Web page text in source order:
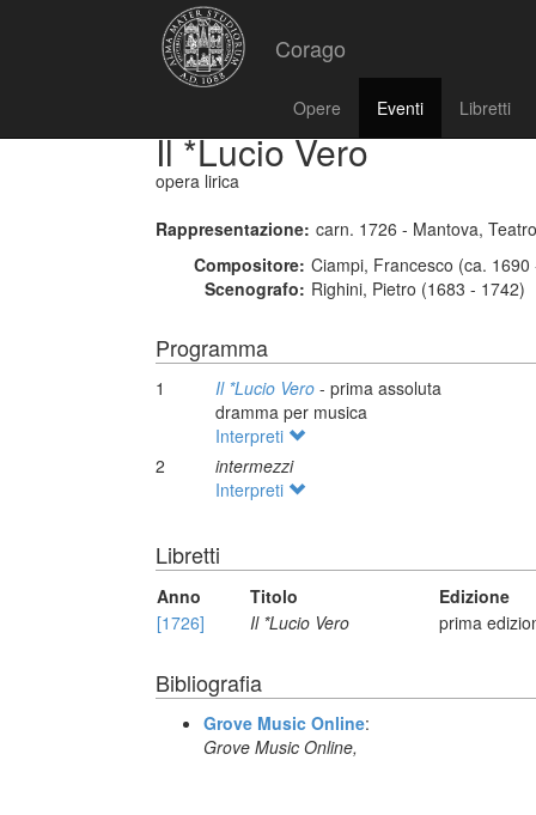
Corago
Opere Eventi Libretti
Il *Lucio Vero
opera lirica
Rappresentazione: carn. 1726 - Mantova,
Compositore: Ciampi, Francesco (ca. 1690
Scenografo: Righini, Pietro (1683 - 1742)
Programma
1 Il *Lucio Vero - prima assoluta
dramma per musica
Interpreti
2
intermezzi
Interpreti
Libretti
Anno Titolo
Edizione
[1726]
Il *Lucio Vero prima
Bibliografia
Grove Music Online:
Grove Music Online,